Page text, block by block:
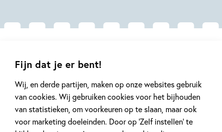
Fijn dat je er bent!
Wij, en derde partijen, maken op onze websites gebruik
van cookies. Wij gebruiken cookies voor het bijhouden
van statistieken, om voorkeuren op te slaan, maar ook
voor marketing doeleinden. Door op ‘Zelf instellen’ te
Gerelateerde artikelen
Achtergrond Kinderpanel